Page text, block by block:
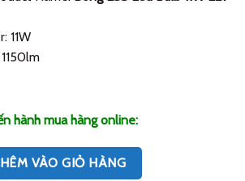
55,500₫.
11W
hành mua hàng online:
VÀO GIỎ HÀNG